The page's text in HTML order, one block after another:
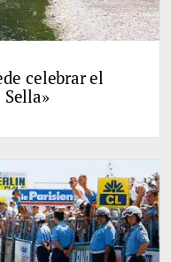
celebrar el